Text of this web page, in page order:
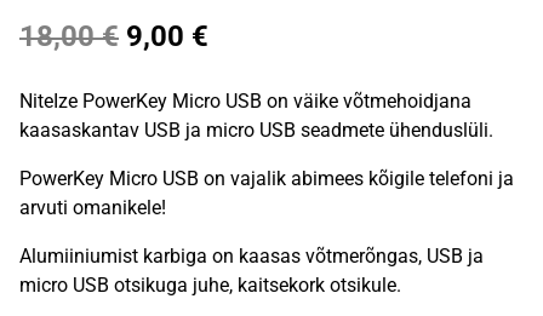
18,00€ Algne
oli:
18,00 €.
9,00 €
on:
9,00 €.
NiteIze PowerKey Micro USB on väike võtmehoidjana
kaasaskantav USB ja micro USB seadmete ühenduslüli.
PowerKey Micro USB on vajalik abimees kõigile telefoni ja
arvuti omanikele!
Alumiiniumist karbiga on kaasas võtmerõngas, USB ja
micro USB otsikuga juhe, kaitsekork otsikule.